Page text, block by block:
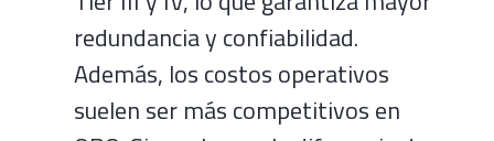
redundancia y confiabilidad.
Además, los costos operativos
suelen ser más competitivos en